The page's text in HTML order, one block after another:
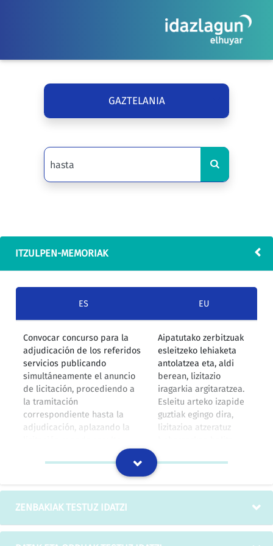
GAZTELANIA
ITZULPEN-MEMORIAK
ES EU
Convocar concurso para la
adjudicación de los referidos
servicios publicando
simultáneamente el anuncio
de licitación, procediendo a
la tramitación
correspondiente hasta la
adjudicación, aplazando la
necesario, en el supuesto de
que se formulen
reclamaciones contra los
Pliegos de Cláusulas
Administrativas y Técnicas.
Aipatutako zerbitzuak
esleitzeko lehiaketa
antolatzea eta, aldi
berean, lizitazio
iragarkia argitaratzea.
Esleitu arteko izapide
guztiak egingo dira,
lizitazioa atzeratuz
administratiboen eta
erreklamazioak egingo
IZOko itzulpen-memoria
ZENBAKIAK TESTUZ IDATZI